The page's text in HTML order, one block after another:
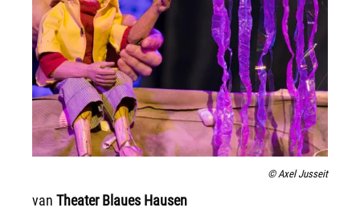
© Axel Jusseit
van Theater Blaues Hausen